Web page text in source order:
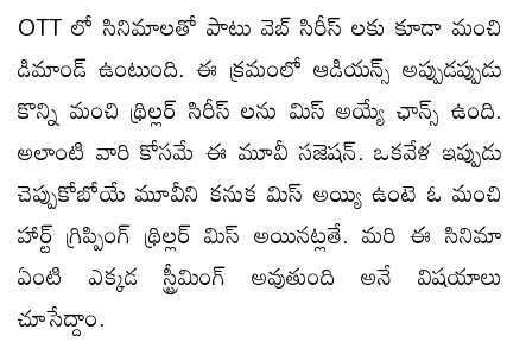
OTT లో సినిమాలతో పాటు వెబ్ సిరీస్ లకు కూడా మంచి
డిమాండ్ ఉంటుంది. ఈ క్రమంలో ఆడియన్స్ అప్పుడప్పుడు
కొన్ని మంచి థ్రిల్లర్ సిరీస్ లను మిస్ అయ్యే ఛాన్స్ ఉంది.
అలాంటి వారి కోసమే ఈ మూవీ సజెషన్. ఒకవేళ ఇప్పుడు
చెప్పుకోబోయే మూవీని కనుక మిస్ అయ్యి ఉంటె ఓ మంచి
హార్ట్ గ్రిప్పింగ్ థ్రిల్లర్ మిస్ అయినట్లతే. మరి ఈ సినిమా
ఏంటి ఎక్కడ స్ట్రీమింగ్ అవుతుంది అనే విషయాలు
చూసేద్దాం.